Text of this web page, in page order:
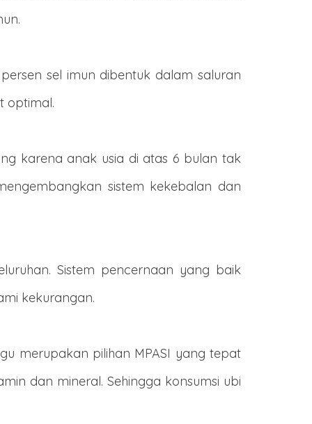
sel imun dibentuk dalam saluran
optimal.
karena anak usia di atas 6 bulan tak
sistem kekebalan dan
Sistem pencernaan yang baik
kekurangan.
merupakan pilihan MPASI yang tepat
dan mineral. Sehingga konsumsi ubi